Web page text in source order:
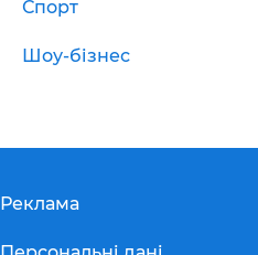
Спорт
Шоу-бізнес
Реклама